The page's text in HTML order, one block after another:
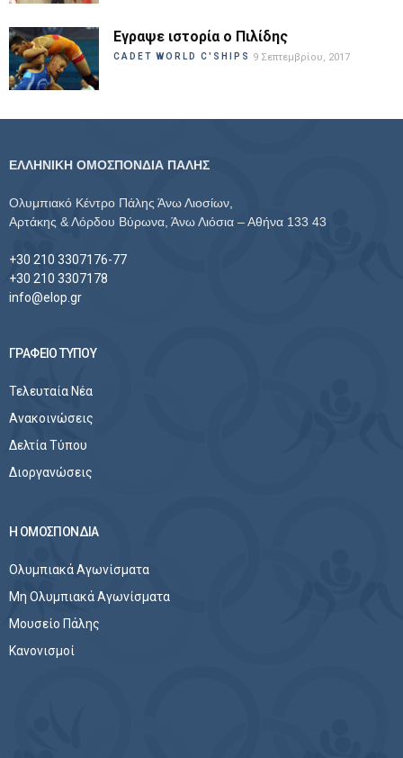
Εγραψε ιστορία ο Πιλίδης
CADET WORLD C'SHIPS 9 Σεπτεμβρίου, 2017
ΕΛΛΗΝΙΚΗ ΟΜΟΣΠΟΝΔΙΑ ΠΑΛΗΣ
Ολυμπιακό Κέντρο Πάλης Άνω Λιοσίων,
Αρτάκης & Λόρδου Βύρωνα, Άνω Λιόσια – Αθήνα 133 43
+30 210 3307176-77
+30 210 3307178
info@elop.gr
ΓΡΑΦΕΙΟ ΤΥΠΟΥ
Τελευταία Νέα
Ανακοινώσεις
Δελτία Τύπου
Διοργανώσεις
Η ΟΜΟΣΠΟΝΔΙΑ
Ολυμπιακά Αγωνίσματα
Μη Ολυμπιακά Αγωνίσματα
Μουσείο Πάλης
Κανονισμοί